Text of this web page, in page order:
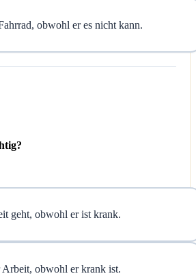
obwohl er es nicht kann.
geht, obwohl er ist krank.
Arbeit, obwohl er krank ist.